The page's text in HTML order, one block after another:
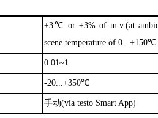
±3℃ or ±3% of m.v.(at
scene temperature of
0.01~1
-20...+350℃
手动(via testo Smart App)